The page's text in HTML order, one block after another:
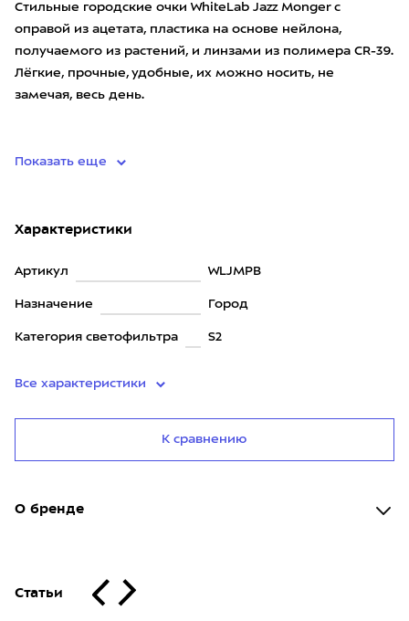
Стильные городские очки WhiteLab Jazz Monger с
оправой из ацетата, пластика на основе нейлона,
получаемого из растений, и линзами из полимера CR-39.
Лёгкие, прочные, удобные, их можно носить, не
замечая, весь день.
Показать еще
Характеристики
Артикул WLJMPB
Назначение Город
Категория светофильтра S2
Все характеристики
К сравнению
О бренде
Статьи